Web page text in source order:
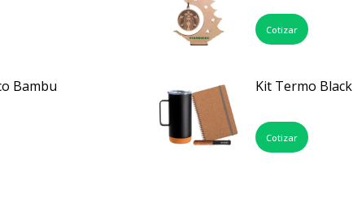
Cotizar
Bambu Kit Termo Black
Cotizar